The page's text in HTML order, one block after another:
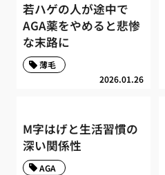
若ハゲの人が途中で
AGA薬をやめると悲惨
な末路に
2026.01.26
薄毛
M字はげと生活習慣の
深い関係性
AGA